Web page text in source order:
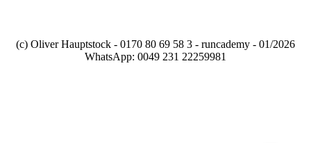
(c) Oliver Hauptstock - 0170 80 69 58 3 - runcademy - 01/2026
WhatsApp: 0049 231 22259981